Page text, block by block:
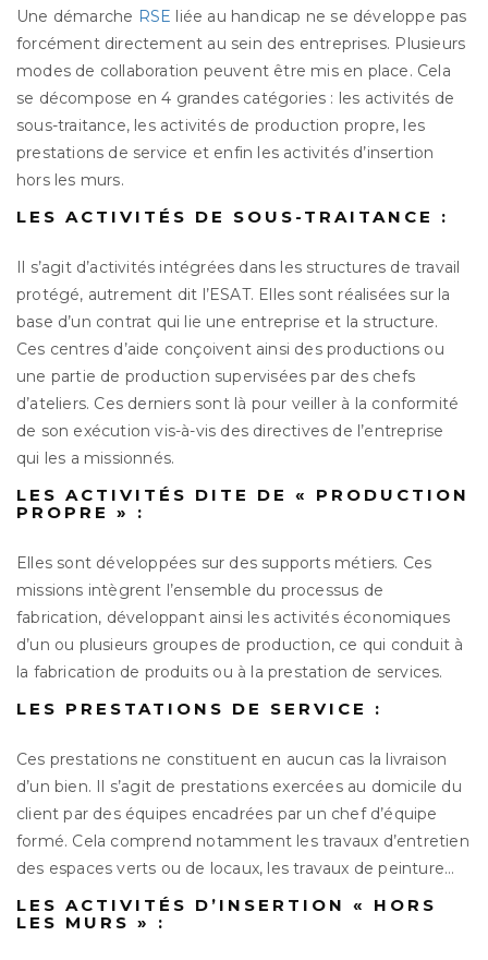
Une démarche RSE liée au handicap ne se développe pas
forcément directement au sein des entreprises. Plusieurs
modes de collaboration peuvent être mis en place. Cela
se décompose en 4 grandes catégories : les activités de
sous-traitance, les activités de production propre, les
prestations de service et enfin les activités d’insertion
hors les murs.
LES ACTIVITÉS DE SOUS-TRAITANCE :
Il s’agit d’activités intégrées dans les structures de travail
protégé, autrement dit l’ESAT. Elles sont réalisées sur la
base d’un contrat qui lie une entreprise et la structure.
Ces centres d’aide conçoivent ainsi des productions ou
une partie de production supervisées par des chefs
d’ateliers. Ces derniers sont là pour veiller à la conformité
de son exécution vis-à-vis des directives de l’entreprise
qui les a missionnés.
LES ACTIVITÉS DITE DE « PRODUCTION
PROPRE » :
Elles sont développées sur des supports métiers. Ces
missions intègrent l’ensemble du processus de
fabrication, développant ainsi les activités économiques
d’un ou plusieurs groupes de production, ce qui conduit à
la fabrication de produits ou à la prestation de services.
LES PRESTATIONS DE SERVICE :
Ces prestations ne constituent en aucun cas la livraison
d’un bien. Il s’agit de prestations exercées au domicile du
client par des équipes encadrées par un chef d’équipe
formé. Cela comprend notamment les travaux d’entretien
des espaces verts ou de locaux, les travaux de peinture…
LES ACTIVITÉS D’INSERTION « HORS
LES MURS » :